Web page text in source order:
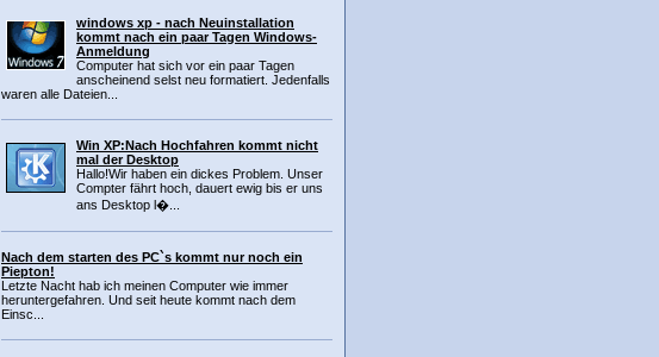
windows xp - nach Neuinstallation
kommt nach ein paar Tagen Windows-
Anmeldung
Computer hat sich vor ein paar Tagen
anscheinend selst neu formatiert. Jedenfalls
waren alle Dateien...
Win XP:Nach Hochfahren kommt nicht
mal der Desktop
Hallo!Wir haben ein dickes Problem. Unser
Compter fährt hoch, dauert ewig bis er uns
ans Desktop l�...
Nach dem starten des PC`s kommt nur noch ein
Piepton!
Letzte Nacht hab ich meinen Computer wie immer
heruntergefahren. Und seit heute kommt nach dem
Einsc...